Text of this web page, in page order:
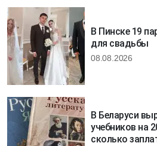
В Пинске 19
для свадьбы
08.08.2026
В Беларуси
учебников на
сколько